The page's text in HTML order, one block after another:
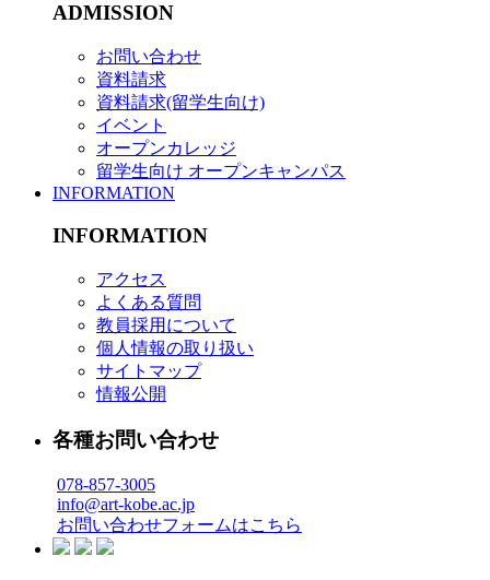
ADMISSION
お問い合わせ
資料請求
資料請求(留学生向け)
イベント
オープンカレッジ
留学生向け オープンキャンパス
INFORMATION
INFORMATION
アクセス
よくある質問
教員採用について
個人情報の取り扱い
サイトマップ
情報公開
各種お問い合わせ
078-857-3005
info@art-kobe.ac.jp
お問い合わせフォームはこちら